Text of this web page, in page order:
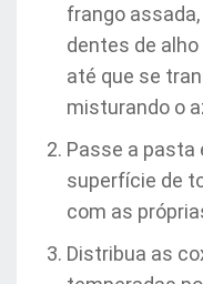
frango
dentes de
até que se
misturando o
Passe a pasta
superfície de
com as
Distribua as